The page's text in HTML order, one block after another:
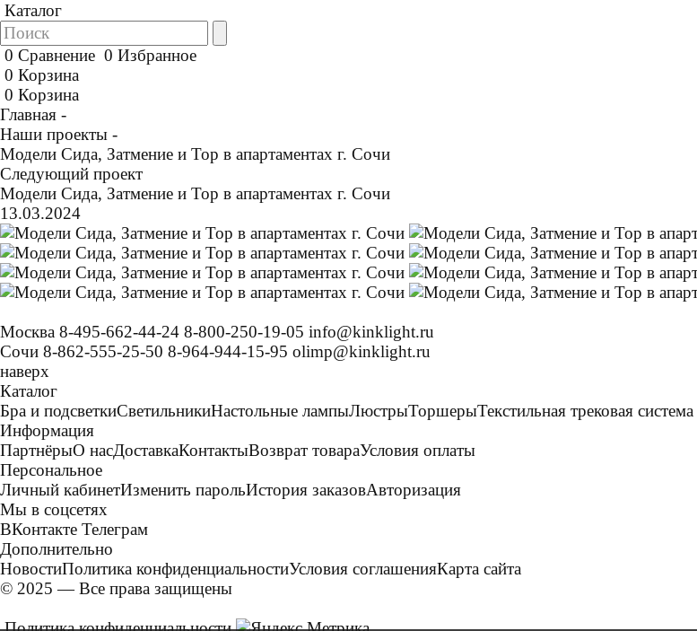
Каталог
0 Сравнение 0 Избранное
0 Корзина
0 Корзина
Главная -
Наши проекты -
Модели Сида, Затмение и Тор в апартаментах г. Сочи
Следующий проект
Модели Сида, Затмение и Тор в апартаментах г. Сочи
13.03.2024
Москва 8-495-662-44-24 8-800-250-19-05 info@kinklight.ru
Сочи 8-862-555-25-50 8-964-944-15-95 olimp@kinklight.ru
наверх
Каталог
Бра и подсветкиСветильникиНастольные лампыЛюстрыТоршерыТекстильная трековая
Информация
ПартнёрыО насДоставкаКонтактыВозврат товараУсловия оплаты
Персональное
Личный кабинетИзменить парольИстория заказовАвторизация
Мы в соцсетях
ВКонтакте Телеграм
Дополнительно
НовостиПолитика конфиденциальностиУсловия соглашенияКарта сайта
© 2025 — Все права защищены